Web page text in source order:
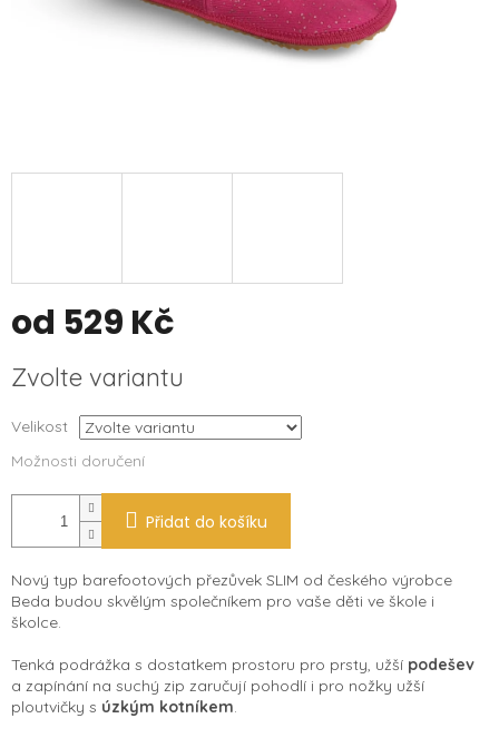
od 529 Kč
cena:
Zvolte variantu
Velikost
Možnosti doručení
Přidat do košíku
Nový typ barefootových přezůvek SLIM od českého výrobce
Beda budou skvělým společníkem pro vaše děti ve škole i
školce.
Tenká podrážka s dostatkem prostoru pro prsty, užší podešev
a zapínání na suchý zip zaručují pohodlí i pro nožky užší
ploutvičky s úzkým kotníkem.